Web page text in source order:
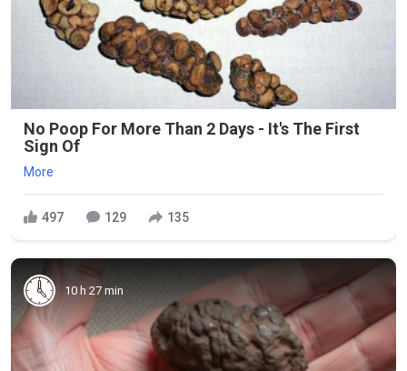
No Poop For More Than 2 Days - It's The First
Sign Of
More
497 129 135
10 h 27 min